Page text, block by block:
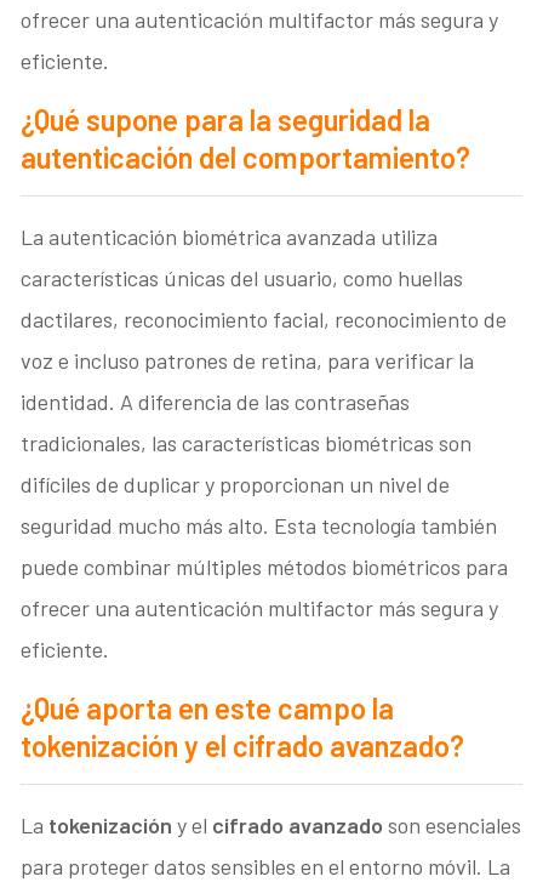
ofrecer una autenticación multifactor más segura y
eficiente.
¿Qué supone para la seguridad la
autenticación del comportamiento?
La autenticación biométrica avanzada utiliza
características únicas del usuario, como huellas
dactilares, reconocimiento facial, reconocimiento de
voz e incluso patrones de retina, para verificar la
identidad. A diferencia de las contraseñas
tradicionales, las características biométricas son
difíciles de duplicar y proporcionan un nivel de
seguridad mucho más alto. Esta tecnología también
puede combinar múltiples métodos biométricos para
ofrecer una autenticación multifactor más segura y
eficiente.
¿Qué aporta en este campo la
tokenización y el cifrado avanzado?
La tokenizacióny el cifrado avanzadoson esenciales
para proteger datos sensibles en el entorno móvil. La